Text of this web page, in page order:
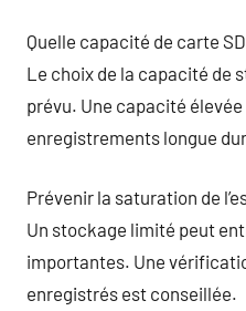
Quelle capacité de carte
Le choix de la capacité de
prévu. Une capacité
enregistrements longue
Prévenir la saturation de
Un stockage limité peut
importantes. Une
enregistrés est conseillée.